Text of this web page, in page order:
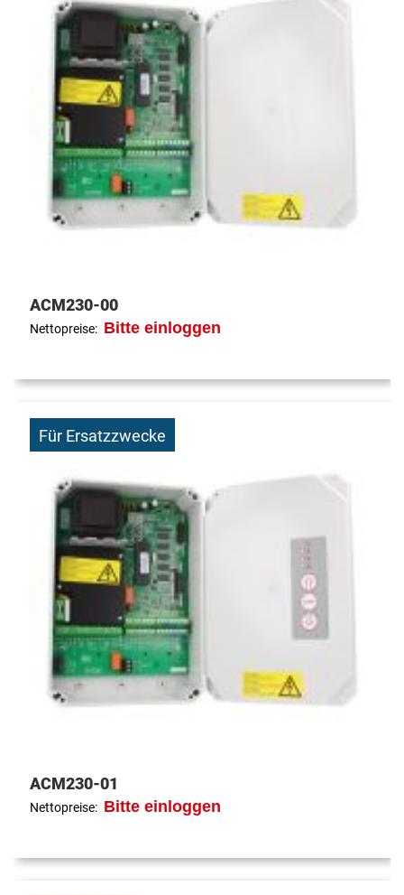
ACM230-00
Nettopreise: Bitte einloggen
Für Ersatzzwecke
ACM230-01
Nettopreise: Bitte einloggen